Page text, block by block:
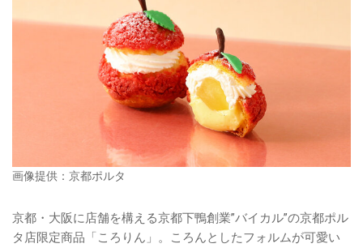
画像提供：京都ポルタ
京都・大阪に店舗を構える京都下鴨創業”バイカル”の京都ポル
タ店限定商品「ころりん」。ころんとしたフォルムが可愛い